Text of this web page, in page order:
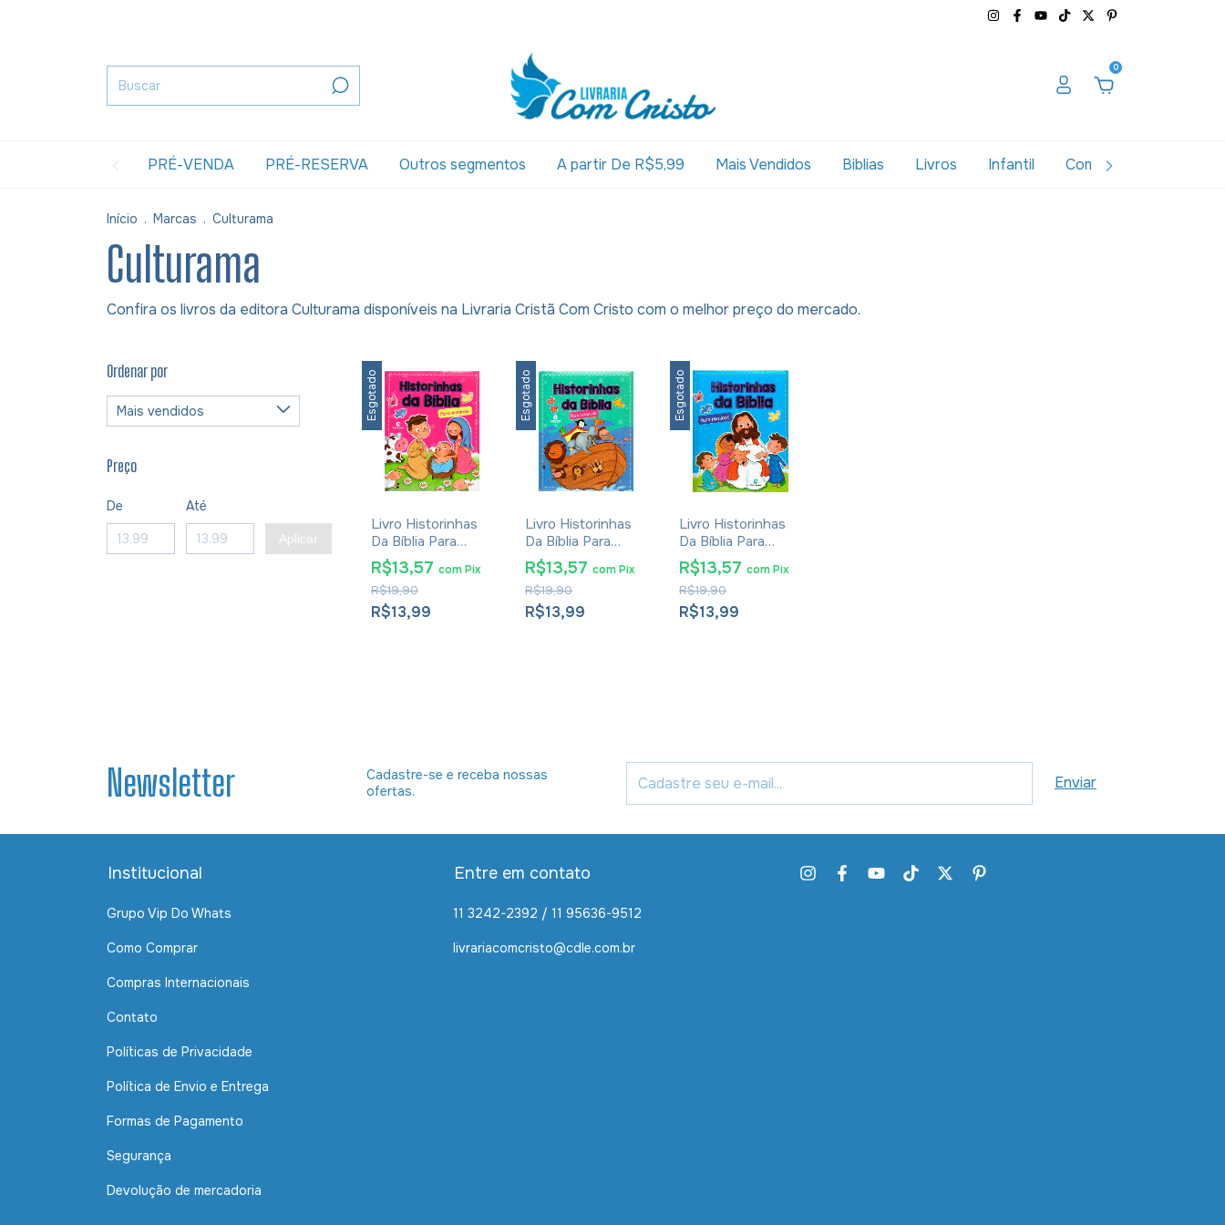
0
PRÉ-VENDA PRÉ-RESERVA Outros segmentos A partir De R$5,99 Mais Vendidos Biblias Livros Infantil Combos
Início . Marcas . Culturama
Culturama
Confira os livros da editora Culturama disponíveis na Livraria Cristã Com Cristo com o melhor preço do mercado.
Ordenar por
Preço
De Até
Aplicar
Esgotado
Livro Historinhas
Da Bíblia Para
Meninas
R$13,99
R$19,90
R$13,57 comPix
Esgotado
Livro Historinhas
Da Bíblia Para
Crianças
R$13,99
R$19,90
R$13,57 comPix
Esgotado
Livro Historinhas
Da Bíblia Para
Meninos
R$13,99
R$19,90
R$13,57 comPix
Newsletter
Cadastre-se e receba nossas
ofertas.
Institucional
Grupo Vip Do Whats
Como Comprar
Compras Internacionais
Contato
Políticas de Privacidade
Política de Envio e Entrega
Formas de Pagamento
Segurança
Devolução de mercadoria
Entre em contato
11 3242-2392 / 11 95636-9512
livrariacomcristo@cdle.com.br